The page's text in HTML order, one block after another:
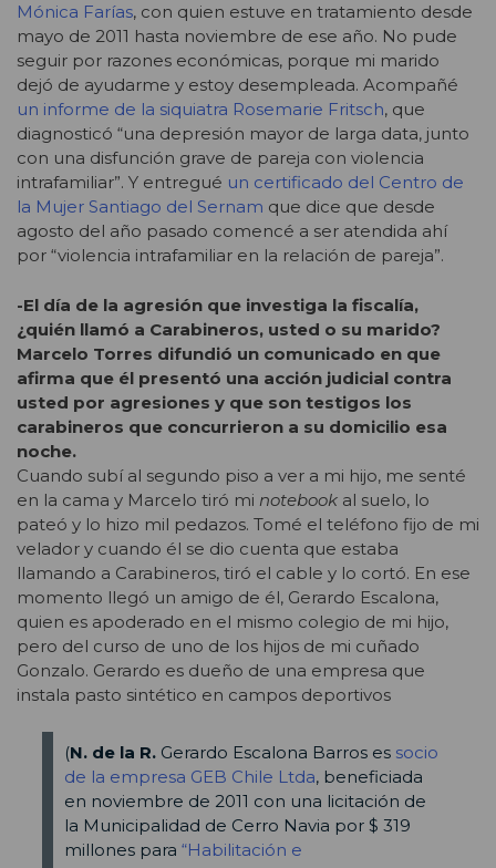
Mónica Farías, con quien estuve en tratamiento desde
mayo de 2011 hasta noviembre de ese año. No pude
seguir por razones económicas, porque mi marido
dejó de ayudarme y estoy desempleada. Acompañé
un informe de la siquiatra Rosemarie Fritsch, que
diagnosticó “una depresión mayor de larga data, junto
con una disfunción grave de pareja con violencia
intrafamiliar”. Y entregué un certificado del Centro de
la Mujer Santiago del Sernam que dice que desde
agosto del año pasado comencé a ser atendida ahí
por “violencia intrafamiliar en la relación de pareja”.
-El día de la agresión que investiga la fiscalía,
¿quién llamó a Carabineros, usted o su marido?
Marcelo Torres difundió un comunicado en que
afirma que él presentó una acción judicial contra
usted por agresiones y que son testigos los
carabineros que concurrieron a su domicilio esa
noche.
Cuando subí al segundo piso a ver a mi hijo, me senté
en la cama y Marcelo tiró mi notebook al suelo, lo
pateó y lo hizo mil pedazos. Tomé el teléfono fijo de mi
velador y cuando él se dio cuenta que estaba
llamando a Carabineros, tiró el cable y lo cortó. En ese
momento llegó un amigo de él, Gerardo Escalona,
quien es apoderado en el mismo colegio de mi hijo,
pero del curso de uno de los hijos de mi cuñado
Gonzalo. Gerardo es dueño de una empresa que
instala pasto sintético en campos deportivos
(N. de la R.Gerardo Escalona Barros es socio
de la empresa GEB Chile Ltda, beneficiada
en noviembre de 2011 con una licitación de
la Municipalidad de Cerro Navia por $ 319
millones para “Habilitación e